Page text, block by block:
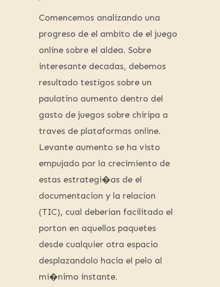
Comencemos analizando una
progreso de el ambito de el juego
online sobre el aldea. Sobre
interesante decadas, debemos
resultado testigos sobre un
paulatino aumento dentro del
gasto de juegos sobre chiripa a
traves de plataformas online.
Levante aumento se ha visto
empujado por la crecimiento de
estas estrategi�as de el
documentacion y la relacion
(TIC), cual deberian facilitado el
porton en aquellos paquetes
desde cualquier otra espacio
desplazandolo hacia el pelo al
mi�nimo instante.